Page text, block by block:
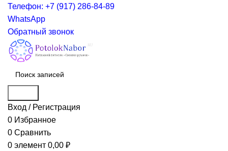
Телефон: +7 (917) 286-84-89
WhatsApp
Обратный звонок
Вход / Регистрация
0 Избранное
0 Сравнить
0 элемент 0,00 ₽